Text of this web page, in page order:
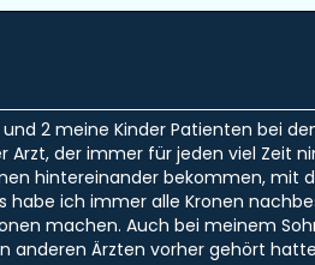
2 meine Kinder Patienten bei
Arzt, der immer für jeden viel Zeit
hintereinander bekommen, mit
habe ich immer alle Kronen
machen. Auch bei meinem
anderen Ärzten vorher gehört